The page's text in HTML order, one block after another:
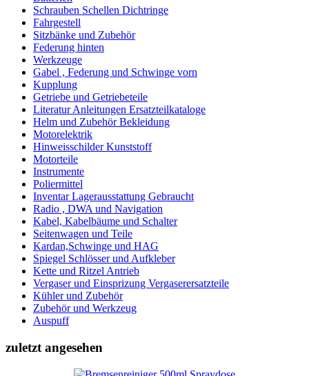
Schrauben Schellen Dichtringe
Fahrgestell
Sitzbänke und Zubehör
Federung hinten
Werkzeuge
Gabel , Federung und Schwinge vorn
Kupplung
Getriebe und Getriebeteile
Literatur Anleitungen Ersatzteilkataloge
Helm und Zubehör Bekleidung
Motorelektrik
Hinweisschilder Kunststoff
Motorteile
Instrumente
Poliermittel
Inventar Lagerausstattung Gebraucht
Radio , DWA und Navigation
Kabel, Kabelbäume und Schalter
Seitenwagen und Teile
Kardan,Schwinge und HAG
Spiegel Schlösser und Aufkleber
Kette und Ritzel Antrieb
Vergaser und Einsprizung Vergaserersatzteile
Kühler und Zubehör
Zubehör und Werkzeug
Auspuff
zuletzt angesehen